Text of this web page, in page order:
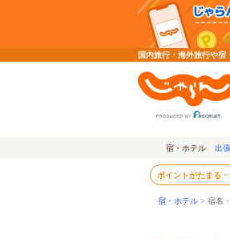
国内旅行・海外旅行や
宿・ホテル 出
ポイントがたまる
宿・ホテル > 宿名